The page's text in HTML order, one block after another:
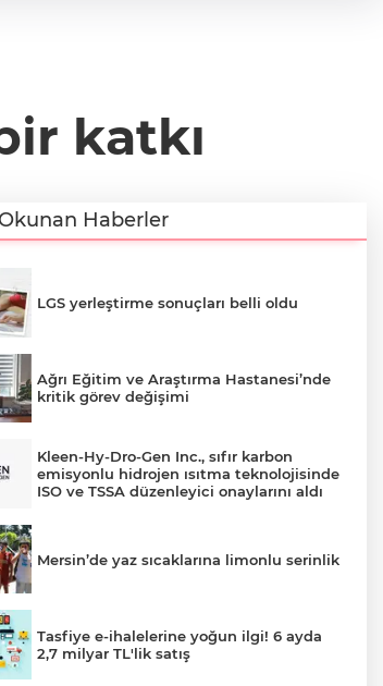
katkı
Haberler
LGS yerleştirme sonuçları belli oldu
Ağrı Eğitim ve Araştırma Hastanesi’nde
kritik görev değişimi
Kleen-Hy-Dro-Gen Inc., sıfır karbon
emisyonlu hidrojen ısıtma teknolojisinde
ISO ve TSSA düzenleyici onaylarını aldı
Mersin’de yaz sıcaklarına limonlu serinlik
Tasfiye e-ihalelerine yoğun ilgi! 6 ayda
2,7 milyar TL'lik satış